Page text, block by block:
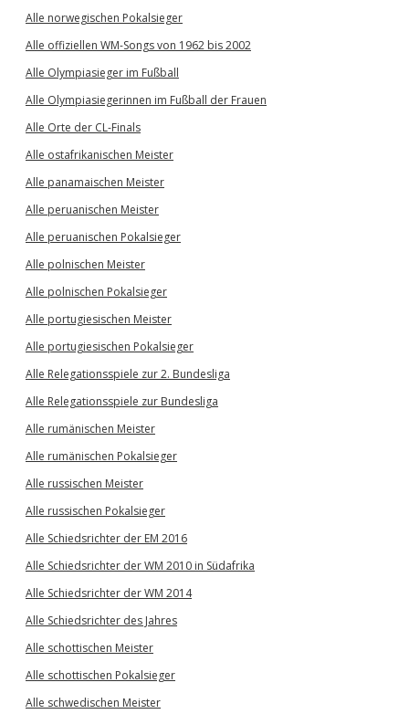
Alle norwegischen Pokalsieger
Alle offiziellen WM-Songs von 1962 bis 2002
Alle Olympiasieger im Fußball
Alle Olympiasiegerinnen im Fußball der Frauen
Alle Orte der CL-Finals
Alle ostafrikanischen Meister
Alle panamaischen Meister
Alle peruanischen Meister
Alle peruanischen Pokalsieger
Alle polnischen Meister
Alle polnischen Pokalsieger
Alle portugiesischen Meister
Alle portugiesischen Pokalsieger
Alle Relegationsspiele zur 2. Bundesliga
Alle Relegationsspiele zur Bundesliga
Alle rumänischen Meister
Alle rumänischen Pokalsieger
Alle russischen Meister
Alle russischen Pokalsieger
Alle Schiedsrichter der EM 2016
Alle Schiedsrichter der WM 2010 in Südafrika
Alle Schiedsrichter der WM 2014
Alle Schiedsrichter des Jahres
Alle schottischen Meister
Alle schottischen Pokalsieger
Alle schwedischen Meister